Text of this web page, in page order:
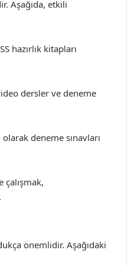
Aşağıda, etkili
hazırlık kitapları
dersler ve deneme
deneme sınavları
çalışmak,
önemlidir. Aşağıdaki